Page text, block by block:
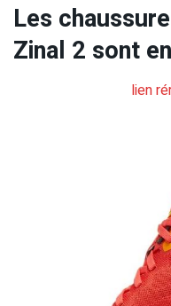
Les
Zinal 2 sont
lien